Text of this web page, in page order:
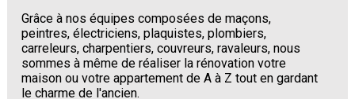
Grâce à nos équipes composées de maçons,
peintres, électriciens, plaquistes, plombiers,
carreleurs, charpentiers, couvreurs, ravaleurs, nous
sommes à même de réaliser la rénovation votre
maison ou votre appartement de A à Z tout en gardant
le charme de l'ancien.